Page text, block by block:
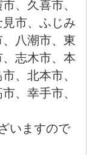
、 久喜市、
市、 ふじみ
、 八潮市、 東
志木市、 本
、 北本市、
市、 幸手市、
いますので